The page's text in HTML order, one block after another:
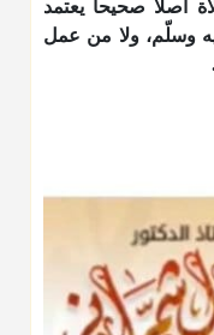
أصلاً صحيحاً يعتمد
وسلّم، ولا من عمل